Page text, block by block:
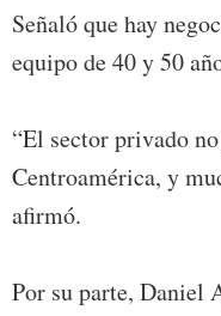
Señaló que hay
equipo de 40 y 50
“El sector privado
Centroamérica, y
afirmó.
Por su parte, Daniel